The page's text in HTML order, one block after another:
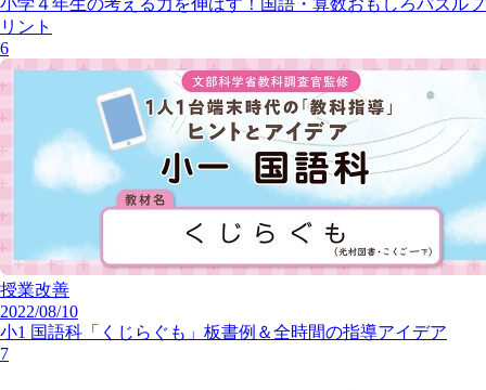
小学４年生の考える力を伸ばす！国語・算数おもしろパズルプ
リント
6
授業改善
2022/08/10
小1 国語科「くじらぐも」板書例＆全時間の指導アイデア
7